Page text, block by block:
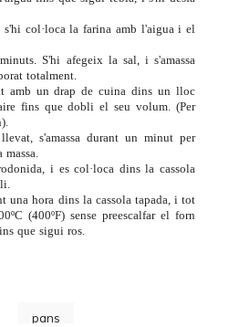
s'hi col·loca la farina amb l'aigua i el
S'hi afegeix la sal, i s'amassa
totalment.
amb un drap de cuina dins un lloc
fins que dobli el seu volum. (Per
s'amassa durant un minut per
i es col·loca dins la cassola
una hora dins la cassola tapada, i tot
(400ºF) sense preescalfar el forn
que sigui ros.
pans